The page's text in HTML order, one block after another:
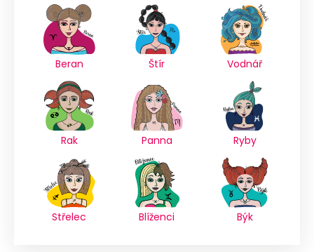
Beran Štír Vodnář
Rak Panna Ryby
Střelec Blíženci Býk